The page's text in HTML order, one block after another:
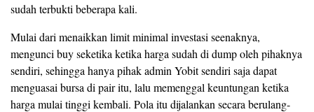
sudah terbukti beberapa kali.
Mulai dari menaikkan limit minimal investasi seenaknya,
mengunci buy seketika ketika harga sudah di dump oleh pihaknya
sendiri, sehingga hanya pihak admin Yobit sendiri saja dapat
menguasai bursa di pair itu, lalu memenggal keuntungan ketika
harga mulai tinggi kembali. Pola itu dijalankan secara berulang-